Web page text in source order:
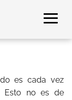
es cada vez
Esto no es de